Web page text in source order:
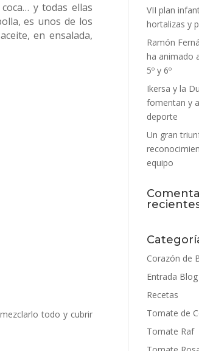
y todas ellas
es unos de los
en ensalada,
todo y cubrir
VII plan
hortalizas y
Ramón
ha animado
5º y 6º
Ikersa y la
fomentan y
deporte
Un gran
equipo
Corazón de
Entrada Blog
Recetas
Tomate de
Tomate Raf